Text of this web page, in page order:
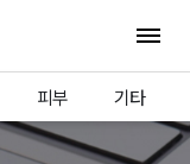
전체
피부 기타